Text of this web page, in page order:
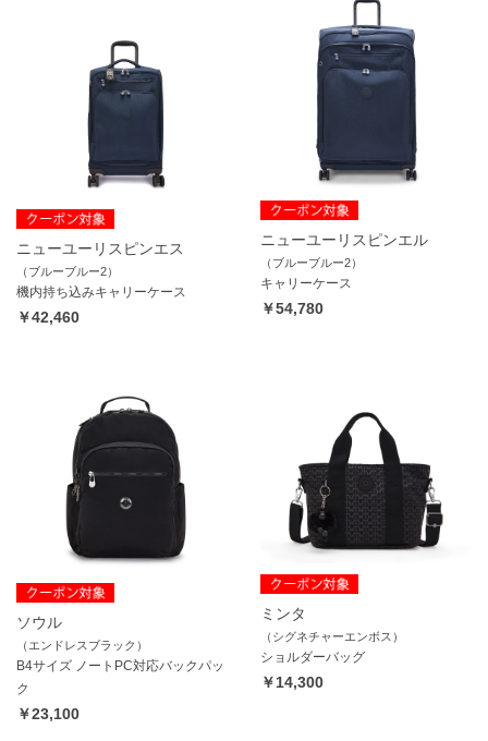
ニューユーリスピンエス
（ブルーブルー2）
機内持ち込みキャリーケース
￥42,460
ニューユーリスピンエル
（ブルーブルー2）
キャリーケース
￥54,780
ソウル
（エンドレスブラック）
B4サイズ ノートPC対応バックパッ
ク
￥23,100
ミンタ
（シグネチャーエンボス）
ショルダーバッグ
￥14,300